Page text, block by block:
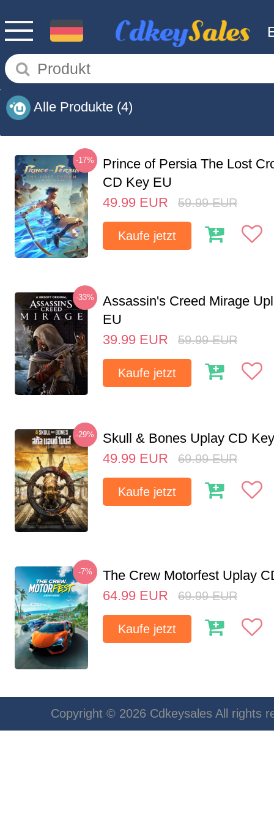
Alle Produkte (4)
-17%
Prince of Persia The Lost
CD Key EU
49.99 EUR 59.99 EUR
Kaufe jetzt
-33%
Assassin's Creed Mirage
EU
39.99 EUR 59.99 EUR
Kaufe jetzt
-29%
Skull & Bones Uplay CD
49.99 EUR 69.99 EUR
Kaufe jetzt
-7%
The Crew Motorfest Uplay
64.99 EUR 69.99 EUR
Kaufe jetzt
Copyright © 2026 Cdkeysales All rights